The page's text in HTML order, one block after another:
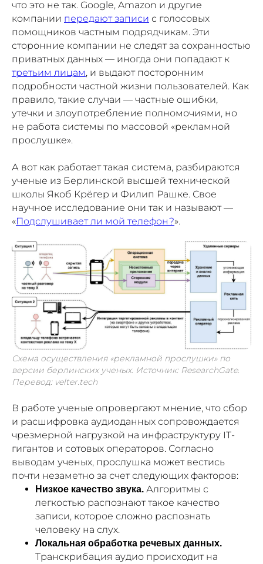
что это не так. Google, Amazon и другие
компании передают записи с голосовых
помощников частным подрядчикам. Эти
сторонние компании не следят за сохранностью
приватных данных — иногда они попадают к
третьим лицам, и выдают посторонним
подробности частной жизни пользователей. Как
правило, такие случаи — частные ошибки,
утечки и злоупотребление полномочиями, но
не работа системы по массовой «рекламной
прослушке».
А вот как работает такая система, разбираются
ученые из Берлинской высшей технической
школы Якоб Крёгер и Филип Рашке. Свое
научное исследование они так и называют —
«Подслушивает ли мой телефон?».
Схема осуществления «рекламной прослушки» по
версии берлинских ученых. Источник: ResearchGate.
Перевод: velter.tech
В работе ученые опровергают мнение, что сбор
и расшифровка аудиоданных сопровождается
чрезмерной нагрузкой на инфраструктуру IT-
гигантов и сотовых операторов. Согласно
выводам ученых, прослушка может вестись
почти незаметно за счет следующих факторов:
Низкое качество звука. Алгоритмы с
легкостью распознают такое качество
записи, которое сложно распознать
человеку на слух.
Локальная обработка речевых данных.
Транскрибация аудио происходит на